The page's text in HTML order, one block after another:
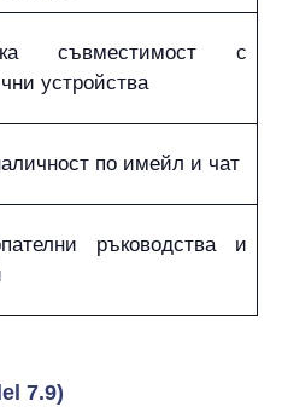
съвместимост с
устройства
по имейл и чат
ръководства и
7.9)